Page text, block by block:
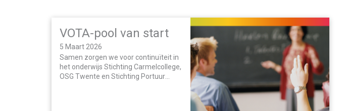
VOTA-pool van start
5 Maart 2026
Samen zorgen we voor continuïteit in
het onderwijs Stichting Carmelcollege,
OSG Twente en Stichting Portuur